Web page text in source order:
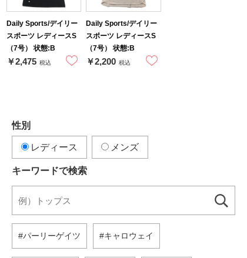
Daily Sports/デイリー
スポーツ レディースS
（7号） 状態:B
￥2,475 税込
Daily Sports/デイリー
スポーツ レディースS
（7号） 状態:B
￥2,200 税込
性別
レディース メンズ
キーワードで検索
パーリーゲイツ キャロウェイ